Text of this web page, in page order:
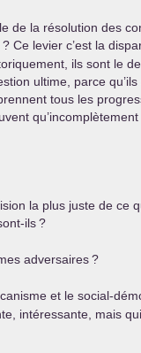
la résolution des
? Ce levier c’est la
ils sont le
ultime, parce
tous les
la plus juste de ce
ils?
adversaires?
et le social-
intéressante, mais